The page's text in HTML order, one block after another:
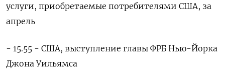
услуги, приобретаемые потребителями США, за
апрель
- 15.55 - США, выступление главы ФРБ Нью-Йорка
Джона Уильямса